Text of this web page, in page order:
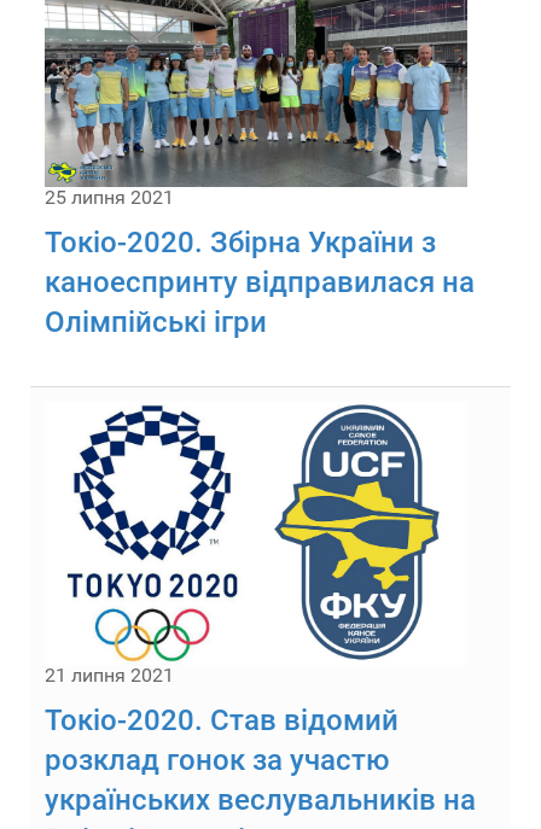
25 липня 2021
Токіо-2020. Збірна України з
каноеспринту відправилася на
Олімпійські ігри
21 липня 2021
Токіо-2020. Став відомий
розклад гонок за участю
українських веслувальників на